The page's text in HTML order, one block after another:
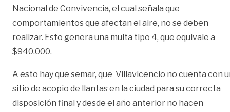
Nacional de Convivencia, el cual señala que
comportamientos que afectan el aire, no se deben
realizar. Esto genera una multa tipo 4, que equivale a
$940.000.
A esto hay que semar, que Villavicencio no cuenta con
sitio de acopio de llantas en la ciudad para su correcta
disposición final y desde el año anterior no hacen